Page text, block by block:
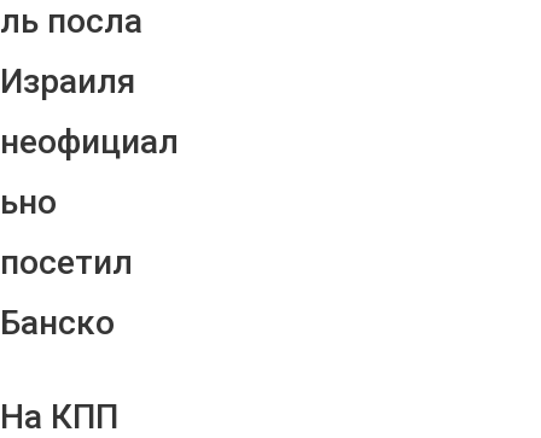
ль посла
Израиля
неофициал
ьно
посетил
Банско
На КПП